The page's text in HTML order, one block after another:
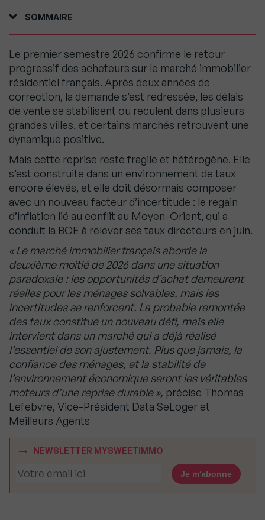
SOMMAIRE
Le premier semestre 2026 confirme le retour
progressif des acheteurs sur le marché immobilier
résidentiel français. Après deux années de
correction, la demande s’est redressée, les délais
de vente se stabilisent ou reculent dans plusieurs
grandes villes, et certains marchés retrouvent une
dynamique positive.
Mais cette reprise reste fragile et hétérogène. Elle
s’est construite dans un environnement de taux
encore élevés, et elle doit désormais composer
avec un nouveau facteur d’incertitude : le regain
d’inflation lié au conflit au Moyen-Orient, qui a
conduit la BCE à relever ses taux directeurs en juin.
« Le marché immobilier français aborde la
deuxième moitié de 2026 dans une situation
paradoxale : les opportunités d’achat demeurent
réelles pour les ménages solvables, mais les
incertitudes se renforcent. La probable remontée
des taux constitue un nouveau défi, mais elle
intervient dans un marché qui a déjà réalisé
l’essentiel de son ajustement. Plus que jamais, la
confiance des ménages, et la stabilité de
l’environnement économique seront les véritables
moteurs d’une reprise durable », précise Thomas
Lefebvre, Vice-Président Data SeLoger et
Meilleurs Agents
NEWSLETTER MYSWEETIMMO